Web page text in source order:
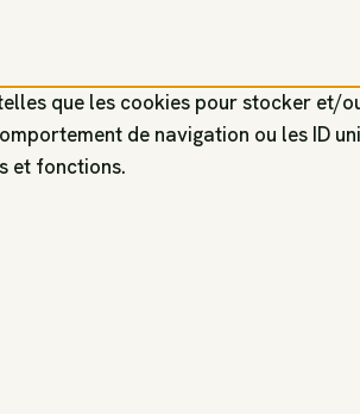
que les cookies pour stocker
de navigation ou les ID
et fonctions.